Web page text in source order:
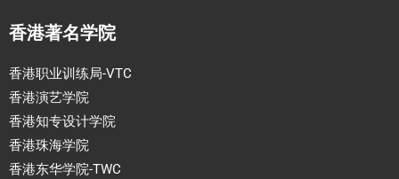
香港著名学院
香港职业训练局-VTC
香港演艺学院
香港知专设计学院
香港珠海学院
香港东华学院-TWC